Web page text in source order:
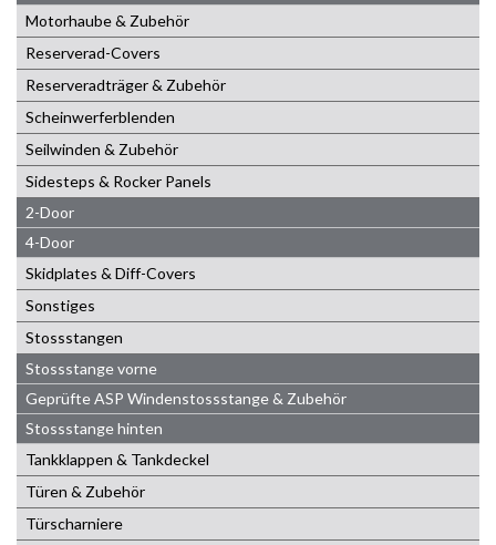
Motorhaube & Zubehör
Reserverad-Covers
Reserveradträger & Zubehör
Scheinwerferblenden
Seilwinden & Zubehör
Sidesteps & Rocker Panels
2-Door
4-Door
Skidplates & Diff-Covers
Sonstiges
Stossstangen
Stossstange vorne
Geprüfte ASP Windenstossstange & Zubehör
Stossstange hinten
Tankklappen & Tankdeckel
Türen & Zubehör
Türscharniere